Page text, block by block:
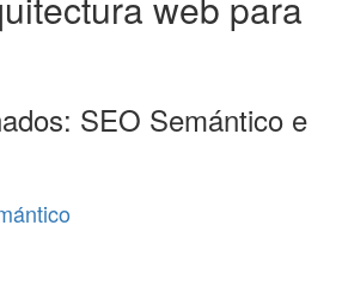
SEO Semántico e